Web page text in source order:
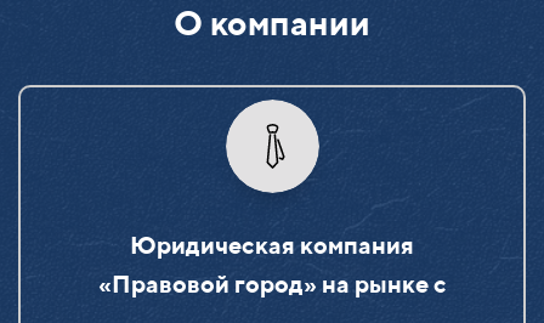
О компании
Юридическая компания
«Правовой город» на рынке c